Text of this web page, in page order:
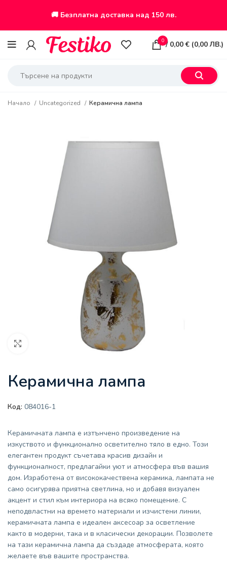
🚚 Безплатна доставка над 150 лв.
0 / 0,00€ (0,00 ЛВ.)
Начало Uncategorized Керамична лампа
Керамична лампа
Код: 084016-1
Керамичната лампа е изтънчено произведение на
изкуството и функционално осветително тяло в едно. Този
елегантен продукт съчетава красив дизайн и
функционалност, предлагайки уют и атмосфера във вашия
дом. Изработена от висококачествена керамика, лампата не
само осигурява приятна светлина, но и добавя визуален
акцент и стил към интериора на всяко помещение. С
неподвластни на времето материали и изчистени линии,
керамичната лампа е идеален аксесоар за осветление
както в модерни, така и в класически декорации. Позволете
на тази керамична лампа да създаде атмосферата, която
желаете във вашите пространства.